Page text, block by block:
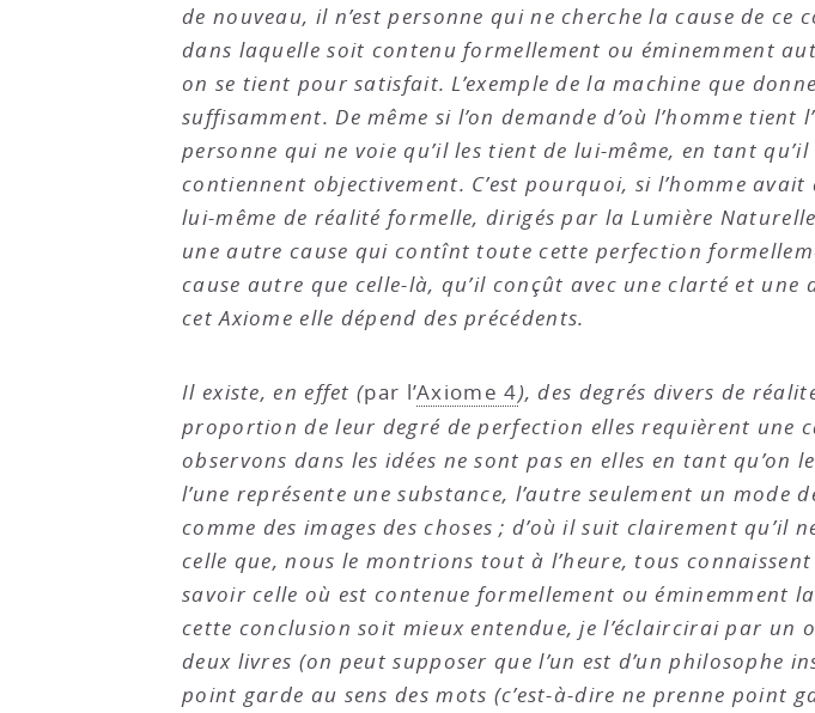
de nouveau, il n’est personne qui ne cherche la cause de
dans laquelle soit contenu formellement ou éminemment
on se tient pour satisfait. L’exemple de la machine que
suffisamment. De même si l’on demande d’où l’homme
personne qui ne voie qu’il les tient de lui-même, en tant
contiennent objectivement. C’est pourquoi, si l’homme
lui-même de réalité formelle, dirigés par la Lumière
une autre cause qui contînt toute cette perfection
cause autre que celle-là, qu’il conçût avec une clarté et
cet Axiome elle dépend des précédents.
Il existe, en effet (par l’Axiome 4), des degrés divers de
proportion de leur degré de perfection elles requièrent une
observons dans les idées ne sont pas en elles en tant qu’on
l’une représente une substance, l’autre seulement un
comme des images des choses ; d’où il suit clairement qu’il
celle que, nous le montrions tout à l’heure, tous
savoir celle où est contenue formellement ou éminemment
cette conclusion soit mieux entendue, je l’éclaircirai par un
deux livres (on peut supposer que l’un est d’un philosophe
point garde au sens des mots (c’est-à-dire ne prenne point